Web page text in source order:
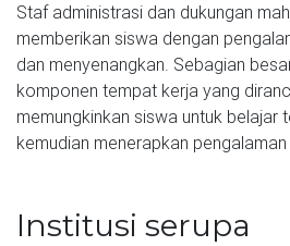
Staf administrasi dan dukungan
memberikan siswa dengan
dan menyenangkan. Sebagian
komponen tempat kerja yang
memungkinkan siswa untuk belajar
kemudian menerapkan
Institusi serupa